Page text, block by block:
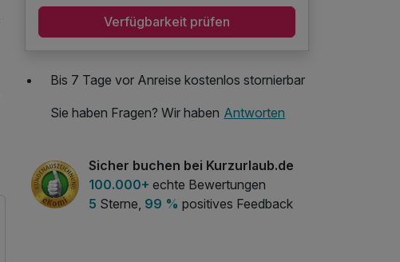
Verfügbarkeit prüfen
Bis 7 Tage vor Anreise kostenlos stornierbar
Sie haben Fragen? Wir haben Antworten
Sicher buchen bei Kurzurlaub.de
100.000+ echte Bewertungen
5 Sterne, 99 % positives Feedback